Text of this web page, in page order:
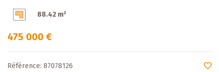
88.42 m²
475 000 €
Référence: 87078126